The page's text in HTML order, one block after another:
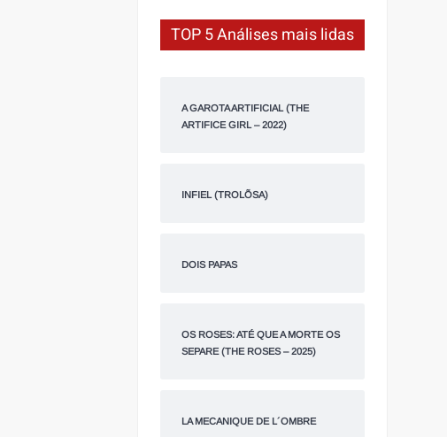
TOP 5 Análises mais lidas
A GAROTA ARTIFICIAL (THE
ARTIFICE GIRL – 2022)
INFIEL (TROLÕSA)
DOIS PAPAS
OS ROSES: ATÉ QUE A MORTE OS
SEPARE (THE ROSES – 2025)
LA MECANIQUE DE L´OMBRE